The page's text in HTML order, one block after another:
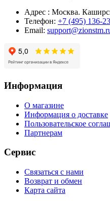
Адрес : Москва.
Телефон: +7 (495) 136-
Email:
Информация
О магазине
Информация о доставке
Пользовательское
Партнерам
Сервис
Связаться с нами
Возврат и обмен
Карта сайта